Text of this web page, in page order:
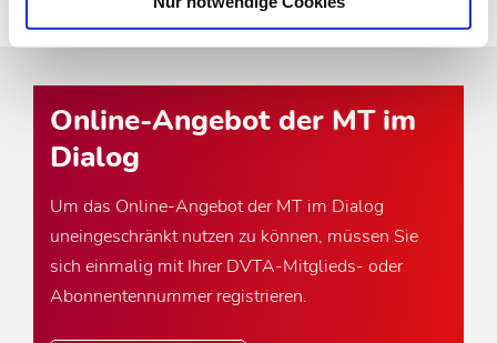
Online-Angebot der MT im
Dialog
Um das Online-Angebot der MT im Dialog
uneingeschränkt nutzen zu können, müssen Sie
sich einmalig mit Ihrer DVTA-Mitglieds- oder
Abonnentennummer registrieren.